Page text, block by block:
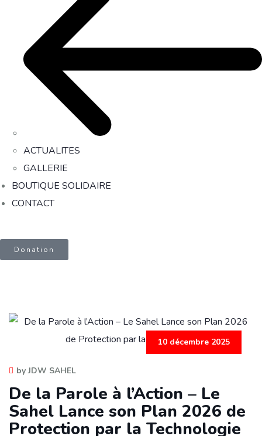
ACTUALITES
GALLERIE
BOUTIQUE SOLIDAIRE
CONTACT
Donation
10 décembre 2025
by JDW SAHEL
De la Parole à l’Action – Le
Sahel Lance son Plan 2026 de
Protection par la Technologie